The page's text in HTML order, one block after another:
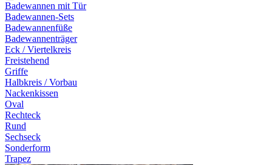
Badewannen mit Tür
Badewannen-Sets
Badewannenfüße
Badewannenträger
Eck / Viertelkreis
Freistehend
Griffe
Halbkreis / Vorbau
Nackenkissen
Oval
Rechteck
Rund
Sechseck
Sonderform
Trapez